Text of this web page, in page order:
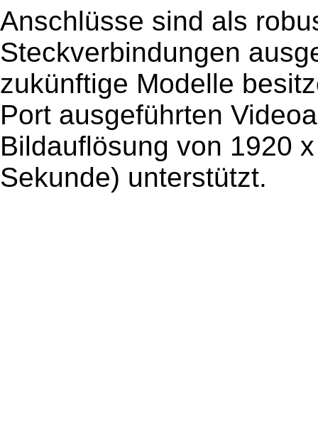
Anschlüsse sind als
Steckverbindungen
zukünftige Modelle
Port ausgeführten
Bildauflösung von 1920
Sekunde) unterstützt.